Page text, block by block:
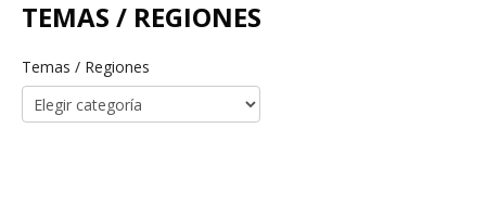
TEMAS / REGIONES
Temas / Regiones